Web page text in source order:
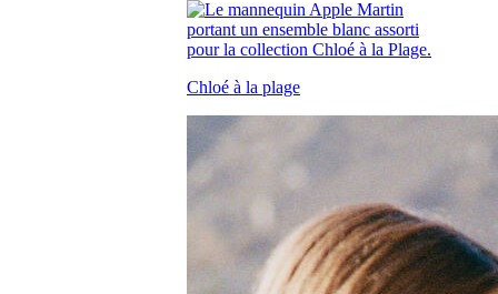
Chloé à la plage